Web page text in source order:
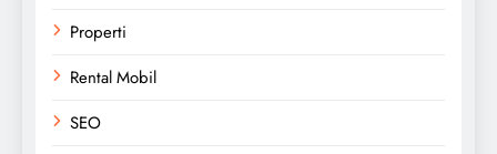
Properti
Rental Mobil
SEO